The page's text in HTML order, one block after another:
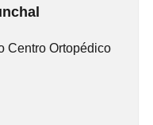
Centro Ortopédico